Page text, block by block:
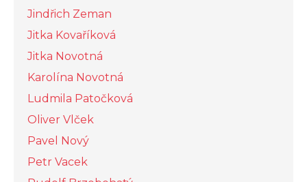
Jindřich Zeman
Jitka Kovaříková
Jitka Novotná
Karolína Novotná
Ludmila Patočková
Oliver Vlček
Pavel Nový
Petr Vacek